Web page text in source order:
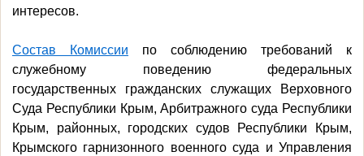
интересов.
Состав Комиссии по соблюдению требований к
служебному поведению федеральных
государственных гражданских служащих Верховного
Суда Республики Крым, Арбитражного суда Республики
Крым, районных, городских судов Республики Крым,
Крымского гарнизонного военного суда и Управления